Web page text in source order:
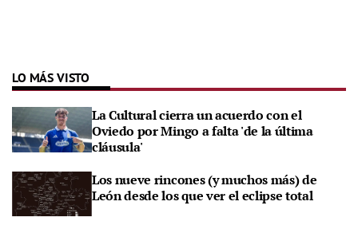
LO MÁS VISTO
La Cultural cierra un acuerdo con el
Oviedo por Mingo a falta 'de la última
cláusula'
Los nueve rincones (y muchos más) de
León desde los que ver el eclipse total